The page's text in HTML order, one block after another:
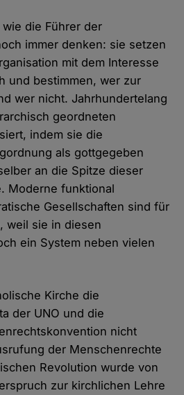
die Führer der
immer denken: sie setzen
mit dem Interesse
und bestimmen, wer zur
wer nicht. Jahrhundertelang
geordneten
indem sie die
als gottgegeben
an die Spitze dieser
Moderne funktional
Gesellschaften sind für
weil sie in diesen
ein System neben vielen
Kirche die
der UNO und die
nicht
der Menschenrechte
Revolution wurde von
zur kirchlichen Lehre